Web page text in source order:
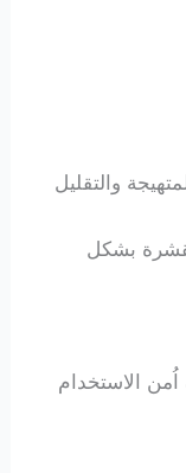
والتقليل
بشكل
اُمن الاستخدام